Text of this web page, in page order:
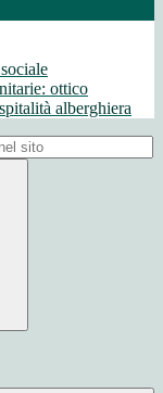
ottico
alberghiera